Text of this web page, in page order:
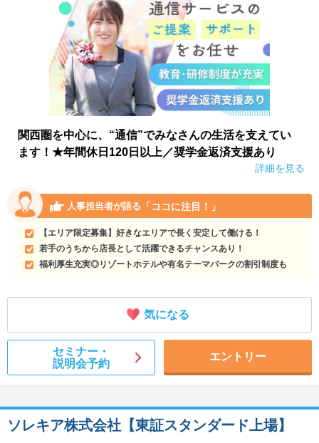
関西圏を中心に、“通信”でみなさんの生活を支えてい
ます！★年間休日120日以上／奨学金返済支援あり
詳細を見る
人事担当者が語る 「ココに注目！」
【エリア限定募集】好きなエリアで長く安定して働ける！
若手のうちから店長として活躍できるチャンスあり！
福利厚生充実◎リゾートホテルや有名テーマパークの割引制度も
気になる
セミナー・
説明会予約
エントリー
ソレキア株式会社【東証スタンダード上場】